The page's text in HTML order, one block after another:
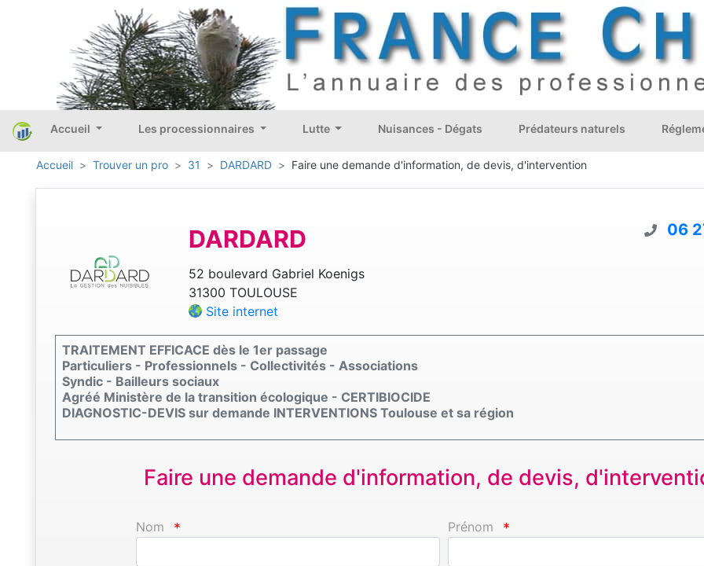
Accueil Les processionnaires Lutte Nuisances - Dégats Prédateurs naturels
Accueil Trouver un pro 31 DARDARD Faire une demande d'information, de devis, d'intervention
DARDARD
52 boulevard Gabriel Koenigs
31300 TOULOUSE
Site internet
06
TRAITEMENT EFFICACE dès le 1er passage
Particuliers - Professionnels - Collectivités - Associations
Syndic - Bailleurs sociaux
Agréé Ministère de la transition écologique - CERTIBIOCIDE
DIAGNOSTIC-DEVIS sur demande INTERVENTIONS Toulouse et sa région
Faire une demande d'information, de devis,
Nom * Prénom *